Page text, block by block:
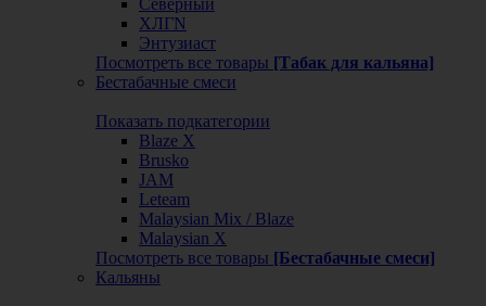
Северный
ХЛГN
Энтузиаст
Посмотреть все товары [Табак для кальяна]
Бестабачные смеси
Показать подкатегории
Blaze X
Brusko
JAM
Leteam
Malaysian Mix / Blaze
Malaysian X
Посмотреть все товары [Бестабачные смеси]
Кальяны